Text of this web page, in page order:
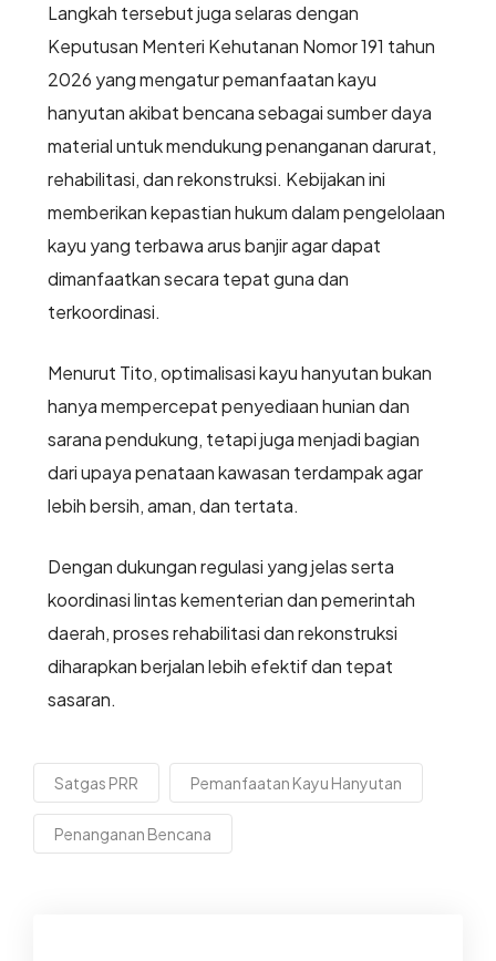
Langkah tersebut juga selaras dengan
Keputusan Menteri Kehutanan Nomor 191 tahun
2026 yang mengatur pemanfaatan kayu
hanyutan akibat bencana sebagai sumber daya
material untuk mendukung penanganan darurat,
rehabilitasi, dan rekonstruksi. Kebijakan ini
memberikan kepastian hukum dalam pengelolaan
kayu yang terbawa arus banjir agar dapat
dimanfaatkan secara tepat guna dan
terkoordinasi.
Menurut Tito, optimalisasi kayu hanyutan bukan
hanya mempercepat penyediaan hunian dan
sarana pendukung, tetapi juga menjadi bagian
dari upaya penataan kawasan terdampak agar
lebih bersih, aman, dan tertata.
Dengan dukungan regulasi yang jelas serta
koordinasi lintas kementerian dan pemerintah
daerah, proses rehabilitasi dan rekonstruksi
diharapkan berjalan lebih efektif dan tepat
sasaran.
Satgas PRR Pemanfaatan Kayu Hanyutan
Penanganan Bencana